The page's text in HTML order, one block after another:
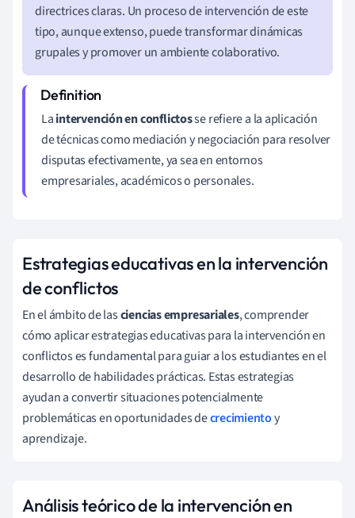
directrices claras. Un proceso de intervención de este
tipo, aunque extenso, puede transformar dinámicas
grupales y promover un ambiente colaborativo.
Laintervención en conflictosse refiere a la aplicación
de técnicas como mediación y negociación para resolver
disputas efectivamente, ya sea en entornos
empresariales, académicos o personales.
Estrategias educativas en la intervención
de conflictos
En el ámbito de lasciencias empresariales, comprender
cómo aplicar estrategias educativas para la intervención en
conflictos es fundamental para guiar a los estudiantes en el
desarrollo de habilidades prácticas. Estas estrategias
ayudan a convertir situaciones potencialmente
problemáticas en oportunidades decrecimientoy
aprendizaje.
Análisis teórico de la intervención en